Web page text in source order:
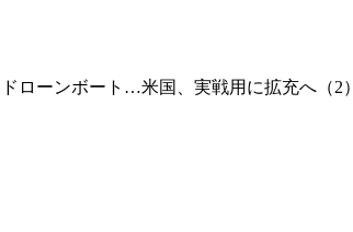
ローンボート…米国、実戦用に拡充へ（2）